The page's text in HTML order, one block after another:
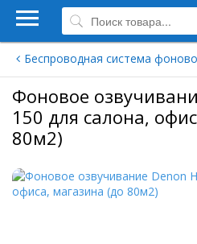
Беспроводная система
Фоновое
150 для салона,
80м2)